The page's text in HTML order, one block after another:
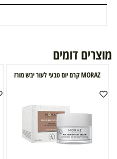
מוצרים דומים
MORAZ קרם יום טבעי לעור יבש מורז